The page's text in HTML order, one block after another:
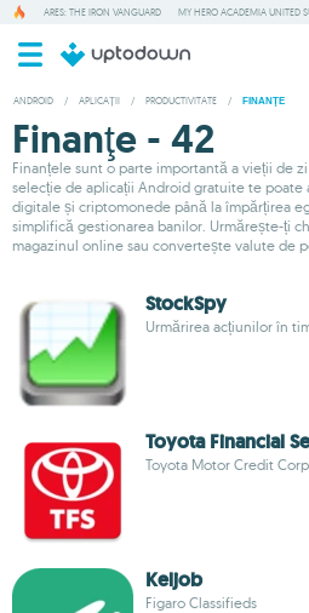
ARES: THE IRON VANGUARD MY HERO ACADEMIA UNITED
ANDROID / APLICAȚII / PRODUCTIVITATE / FINANŢE
Finanţe - 42
Finanțele sunt o parte importantă a vieții de
selecție de aplicații Android gratuite te poate
digitale și criptomonede până la împărțirea
simplifică gestionarea banilor. Urmărește-ți
magazinul online sau convertește valute de
StockSpy
Urmărirea acțiunilor în
Toyota Financial
Toyota Motor Credit
Keljob
Figaro Classifieds